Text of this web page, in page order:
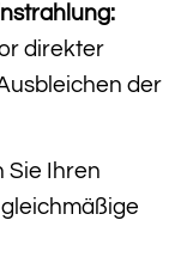
direkter
der
Sie Ihren